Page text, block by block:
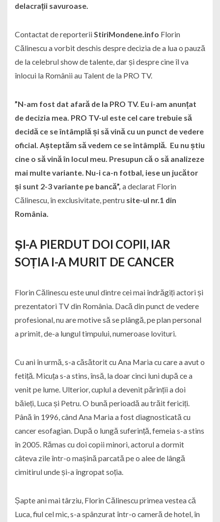
delacrații savuroase.
Contactat de reporterii StiriMondene.info Florin
Călinescu a vorbit deschis despre decizia de a lua o pauză
de la celebrul show de talente, dar și despre cine îl va
înlocui la Românii au Talent de la PRO TV.
”N-am fost dat afară de la PRO TV. Eu i-am anunțat
de decizia mea. PRO TV-ul este cel care trebuie să
decidă ce se întâmplă și să vină cu un punct de vedere
oficial. Așteptăm să vedem ce se întâmplă. Eu nu știu
cine o să vină în locul meu. Presupun că o să analizeze
mai multe variante. Nu-i ca-n fotbal, iese un jucător
și sunt 2-3 variante pe bancă”, a declarat Florin
Călinescu, în exclusivitate, pentru site-ul nr.1 din
România.
ȘI-A PIERDUT DOI COPII, IAR
SOȚIA I-A MURIT DE CANCER
Florin Călinescu este unul dintre cei mai îndrăgiți actori și
prezentatori TV din România. Dacă din punct de vedere
profesional, nu are motive să se plângă, pe plan personal
a primit, de-a lungul timpului, numeroase lovituri.
Cu ani în urmă, s-a căsătorit cu Ana Maria cu care a avut o
fetiță. Micuța s-a stins, însă, la doar cinci luni după ce a
venit pe lume. Ulterior, cuplul a devenit părinții a doi
băieți, Luca și Petru. O bună perioadă au trăit fericiți.
Până în 1996, când Ana Maria a fost diagnosticată cu
cancer esofagian. După o lungă suferință, femeia s-a stins
în 2005. Rămas cu doi copii minori, actorul a dormit
câteva zile într-o mașină parcată pe o alee de lângă
cimitirul unde și-a îngropat soția.
Șapte ani mai târziu, Florin Călinescu primea vestea că
Luca, fiul cel mic, s-a spânzurat într-o cameră de hotel, în